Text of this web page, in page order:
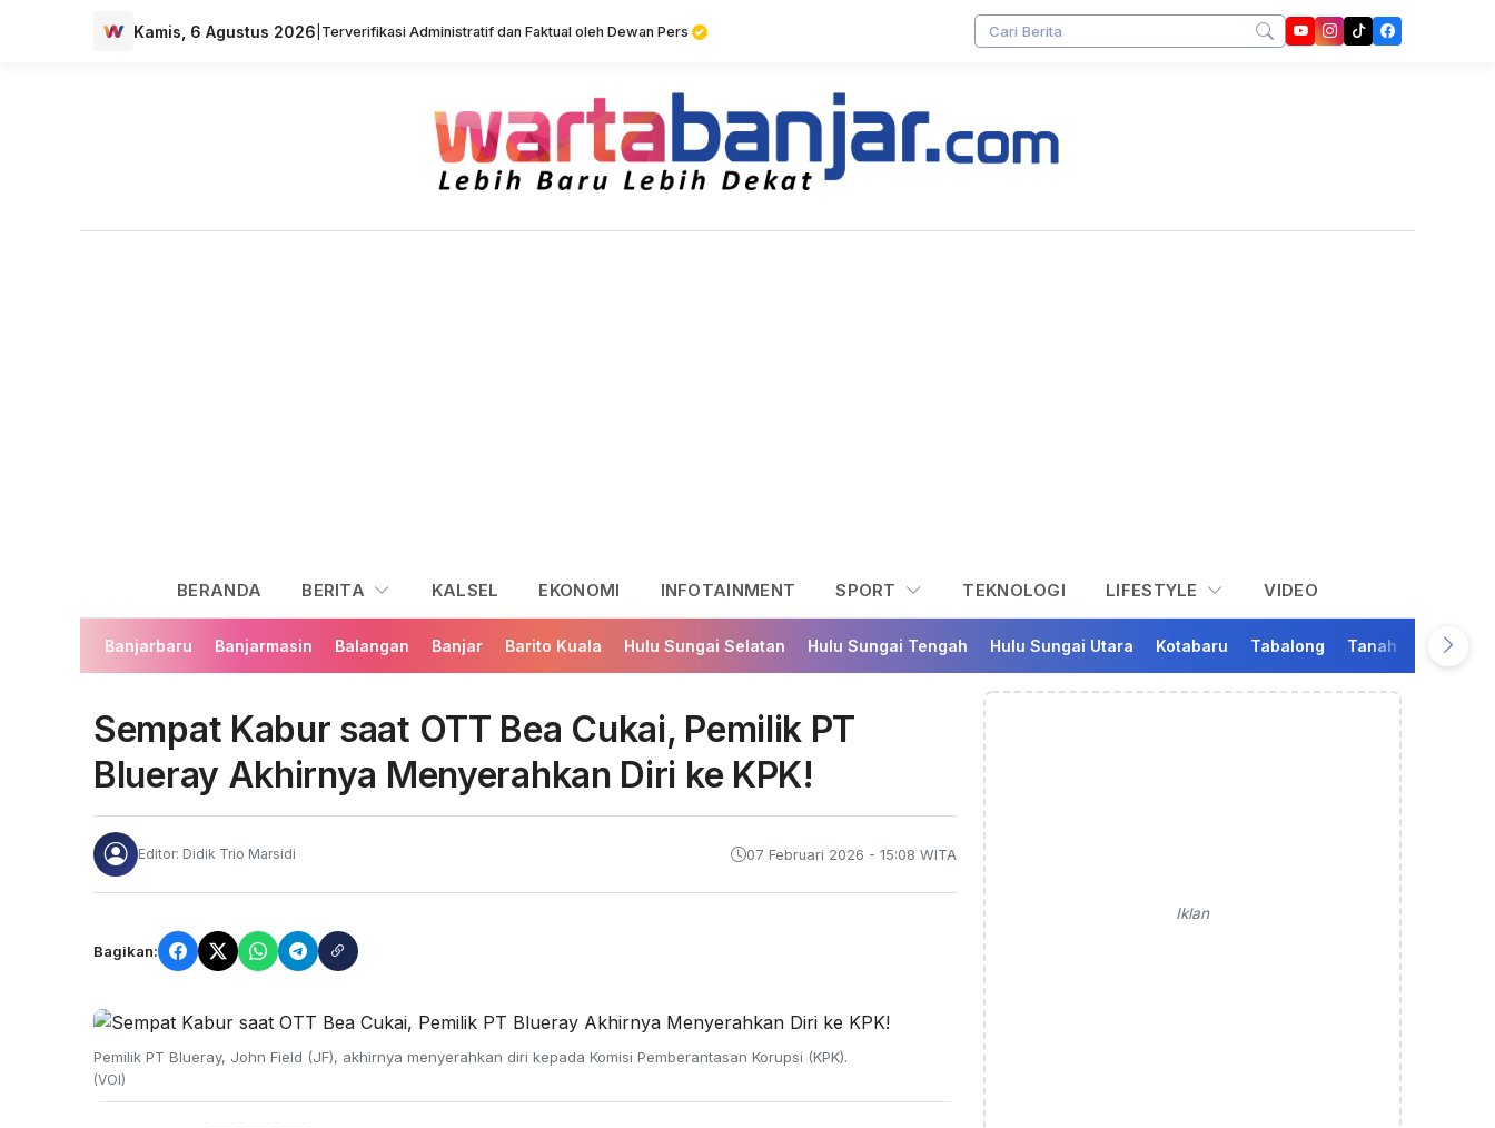
Kamis, 6 Agustus 2026 Terverifikasi Administratif dan Faktual oleh Dewan Pers
BERANDA BERITA KALSEL EKONOMI INFOTAINMENT SPORT TEKNOLOGI LIFESTYLE VIDEO
Banjarbaru Banjarmasin Balangan Banjar Barito Kuala Hulu Sungai Selatan Hulu Sungai Tengah Hulu Sungai Utara Kotabaru Tabalong Tanah Bumbu
Sempat Kabur saat OTT Bea Cukai, Pemilik PT
Blueray Akhirnya Menyerahkan Diri ke KPK!
Editor: Didik Trio Marsidi 07 Februari 2026 - 15:08 WITA
Bagikan:
Pemilik PT Blueray, John Field (JF), akhirnya menyerahkan diri kepada Komisi Pemberantasan Korupsi (KPK).
(VOI)
Iklan